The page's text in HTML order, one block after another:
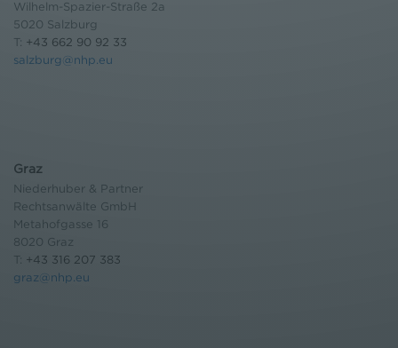
Wilhelm-Spazier-Straße 2a
5020 Salzburg
T: +43 662 90 92 33
salzburg@nhp.eu
Graz
Niederhuber & Partner
Rechtsanwälte GmbH
Metahofgasse 16
8020 Graz
T: +43 316 207 383
graz@nhp.eu